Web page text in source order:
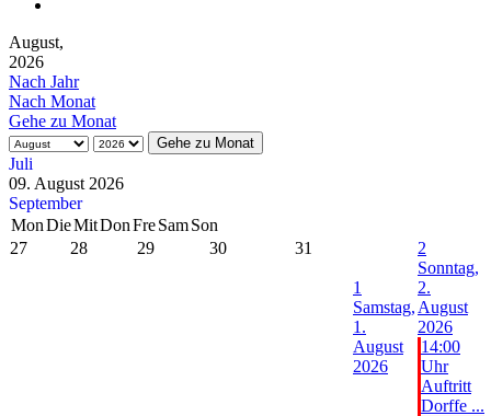
August,
2026
Nach Jahr
Nach Monat
Gehe zu Monat
Gehe zu Monat
Juli
09. August 2026
September
MonDieMitDonFreSamSon
27
28 29 30 31
1
Samstag,
1.
August
2026
2
Sonntag,
2.
August
2026
14:00
Uhr
Auftritt
Dorffe ...